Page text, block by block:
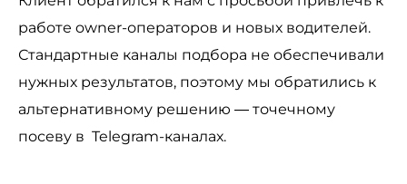
работе owner-операторов и новых водителей.
Стандартные каналы подбора не обеспечивали
нужных результатов, поэтому мы обратились к
альтернативному решению — точечному
посеву в Telegram-каналах.